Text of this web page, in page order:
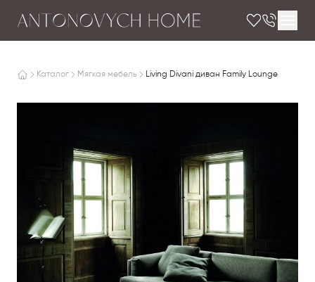
Каталог Мягкая мебель Living Divani диван Family Lounge